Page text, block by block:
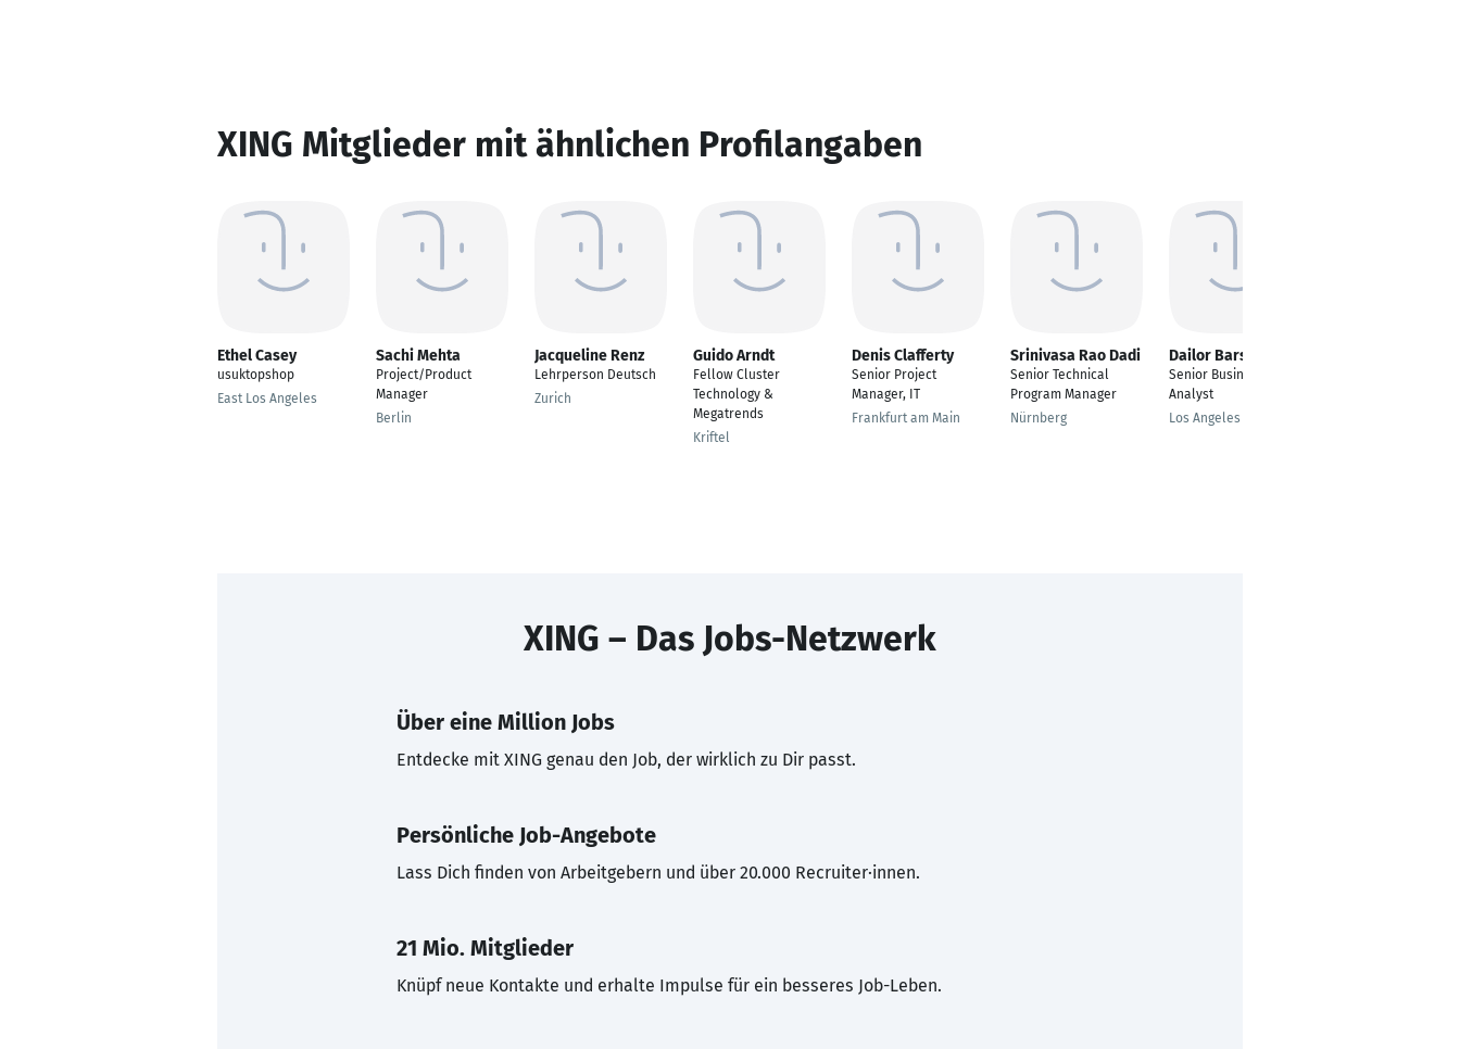
XING Mitglieder mit ähnlichen Profilangaben
Ethel Casey
usuktopshop
East Los Angeles
Sachi Mehta
Project/Product
Manager
Berlin
Jacqueline Renz
Lehrperson Deutsch
Zurich
Guido Arndt
Fellow Cluster
Technology &
Megatrends
Kriftel
Denis Clafferty
Senior Project
Manager, IT
Frankfurt am Main
Srinivasa Rao Dadi
Senior Technical
Program Manager
Nürnberg
Dailor Barsel
Senior Business
Analyst
Los Angeles
XING – Das Jobs-Netzwerk
Über eine Million Jobs
Entdecke mit XING genau den Job, der wirklich zu Dir passt.
Persönliche Job-Angebote
Lass Dich finden von Arbeitgebern und über 20.000 Recruiter·innen.
21 Mio. Mitglieder
Knüpf neue Kontakte und erhalte Impulse für ein besseres Job-Leben.